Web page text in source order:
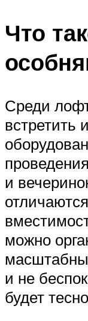
Что
Среди
встретить
и
можно
и не
будет